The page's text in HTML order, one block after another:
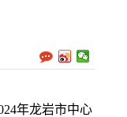
年龙岩市中心